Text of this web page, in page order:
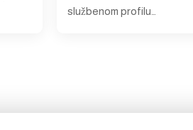
službenom profilu…